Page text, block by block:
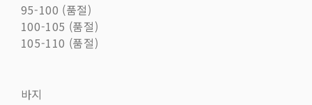
95-100 (품절)
100-105 (품절)
105-110 (품절)
바지